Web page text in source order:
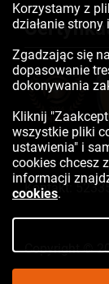
Kontakt:
Copyright ©
Internetowy
Korzystamy z
działanie strony
Zgadzając się
dopasowanie
dokonywania
Kliknij
wszystkie pliki
ustawienia" i
cookies chcesz
informacji
cookies.